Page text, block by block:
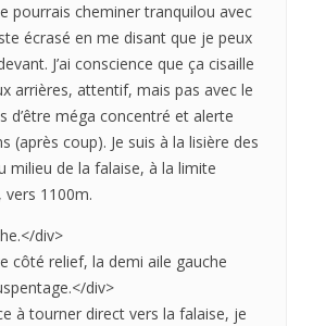
pourrais cheminer tranquilou avec
écrasé en me disant que je peux
J’ai conscience que ça cisaille
arrières, attentif, mais pas avec le
d’être méga concentré et alerte
(après coup). Je suis à la lisière des
milieu de la falaise, à la limite
1100m.
div>
côté relief, la demi aile gauche
div>
à tourner direct vers la falaise, je